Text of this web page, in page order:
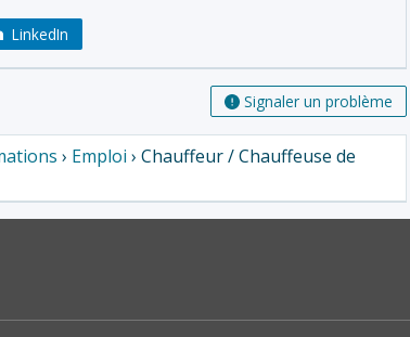
LinkedIn
Signaler un problème
› Emploi › Chauffeur / Chauffeuse de